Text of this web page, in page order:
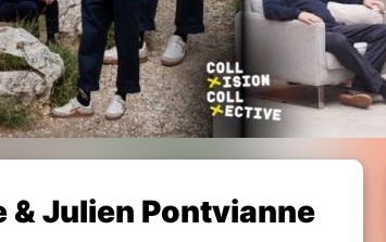
& Julien Pontvianne